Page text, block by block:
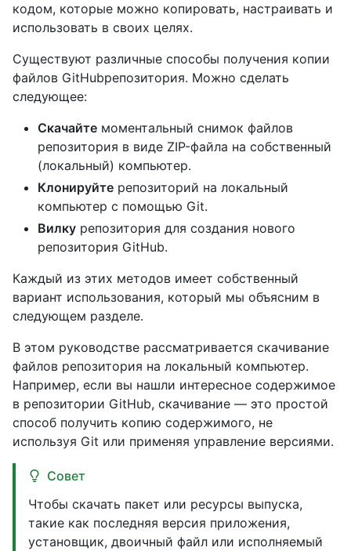
кодом, которые можно копировать, настраивать и
использовать в своих целях.
Существуют различные способы получения копии
файлов GitHubрепозитория. Можно сделать
следующее:
Скачайте моментальный снимок файлов
репозитория в виде ZIP-файла на собственный
(локальный) компьютер.
Клонируйте репозиторий на локальный
компьютер с помощью Git.
Вилку репозитория для создания нового
репозитория GitHub.
Каждый из этих методов имеет собственный
вариант использования, который мы объясним в
следующем разделе.
В этом руководстве рассматривается скачивание
файлов репозитория на локальный компьютер.
Например, если вы нашли интересное содержимое
в репозитории GitHub, скачивание — это простой
способ получить копию содержимого, не
используя Git или применяя управление версиями.
Совет
Чтобы скачать пакет или ресурсы выпуска,
такие как последняя версия приложения,
установщик, двоичный файл или исполняемый